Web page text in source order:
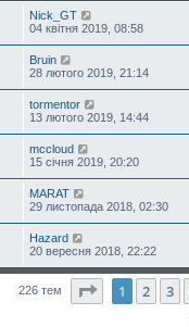
Nick_GT
04 квітня 2019, 08:58
Bruin
28 лютого 2019, 21:14
tormentor
13 лютого 2019, 14:44
mccloud
15 січня 2019, 20:20
MARAT
29 листопада 2018, 02:30
Hazard
20 вересня 2018, 22:22
226 тем Сторінка 1з
1 2 3